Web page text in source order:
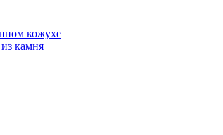
кожухе
камня